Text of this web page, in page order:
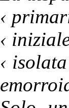
‹
‹
‹